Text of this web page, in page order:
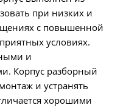
при низких и
с повышенной
условиях.
и
Корпус разборный
и устранять
хорошими